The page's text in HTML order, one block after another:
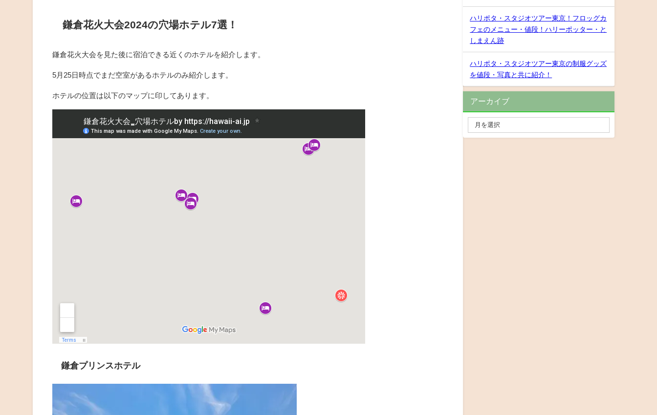
鎌倉花火大会2024の穴場ホテル7選！
鎌倉花火大会を見た後に宿泊できる近くのホテルを紹介します。
5月25日時点でまだ空室があるホテルのみ紹介します。
ホテルの位置は以下のマップに印してあります。
鎌倉プリンスホテル
ハリポタ・スタジオツアー東京！フロッグカ
フェのメニュー・値段！ハリーポッター・と
しまえん跡
ハリポタ・スタジオツアー東京の制服グッズ
を値段・写真と共に紹介！
アーカイブ